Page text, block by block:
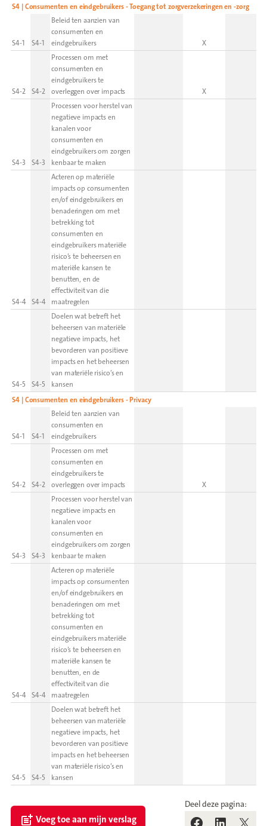
S4 | Consumenten en eindgebruikers - Toegang tot zorgverzekeringen en -zorg
S4-1 S4-1
Beleid ten aanzien van
consumenten en
eindgebruikers
X
S4-2 S4-2
Processen om met
consumenten en
eindgebruikers te
overleggen over impacts
X
S4-3 S4-3
Processen voor herstel van
negatieve impacts en
kanalen voor
consumenten en
eindgebruikers om zorgen
kenbaar te maken
S4-4 S4-4
Acteren op materiële
impacts op consumenten
en/of eindgebruikers en
benaderingen om met
betrekking tot
consumenten en
eindgebruikers materiële
risico’s te beheersen en
materiële kansen te
benutten, en de
effectiviteit van die
maatregelen
S4-5 S4-5
Doelen wat betreft het
beheersen van materiële
negatieve impacts, het
bevorderen van positieve
impacts en het beheersen
van materiële risico’s en
kansen
S4 | Consumenten en eindgebruikers - Privacy
S4-1 S4-1
Beleid ten aanzien van
consumenten en
eindgebruikers
S4-2 S4-2
Processen om met
consumenten en
eindgebruikers te
overleggen over impacts
X
S4-3 S4-3
Processen voor herstel van
negatieve impacts en
kanalen voor
consumenten en
eindgebruikers om zorgen
kenbaar te maken
S4-4 S4-4
Acteren op materiële
impacts op consumenten
en/of eindgebruikers en
benaderingen om met
betrekking tot
consumenten en
eindgebruikers materiële
risico’s te beheersen en
materiële kansen te
benutten, en de
effectiviteit van die
maatregelen
S4-5 S4-5
Doelen wat betreft het
beheersen van materiële
negatieve impacts, het
bevorderen van positieve
impacts en het beheersen
van materiële risico’s en
kansen
Voeg toe aan mijn verslag
Deel deze pagina: